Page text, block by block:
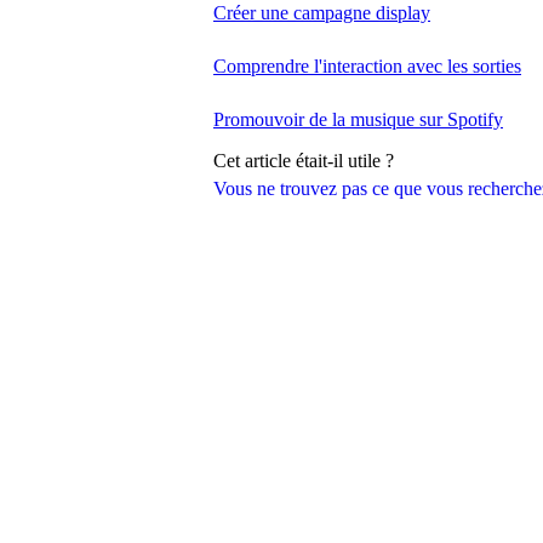
Vous ne trouvez pas ce que vous
Créer une campagne display
Comprendre l'interaction avec les sorties
Promouvoir de la musique sur Spotify
Cet article était-il utile ?